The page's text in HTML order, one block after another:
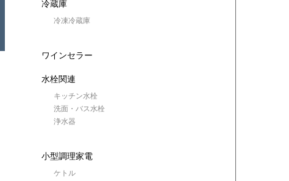
冷蔵庫
冷凍冷蔵庫
ワインセラー
水栓関連
キッチン水栓
洗面・バス水栓
浄水器
小型調理家電
ケトル